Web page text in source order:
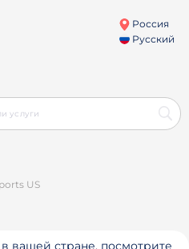
Россия
Русский
US
вашей стране, посмотрите